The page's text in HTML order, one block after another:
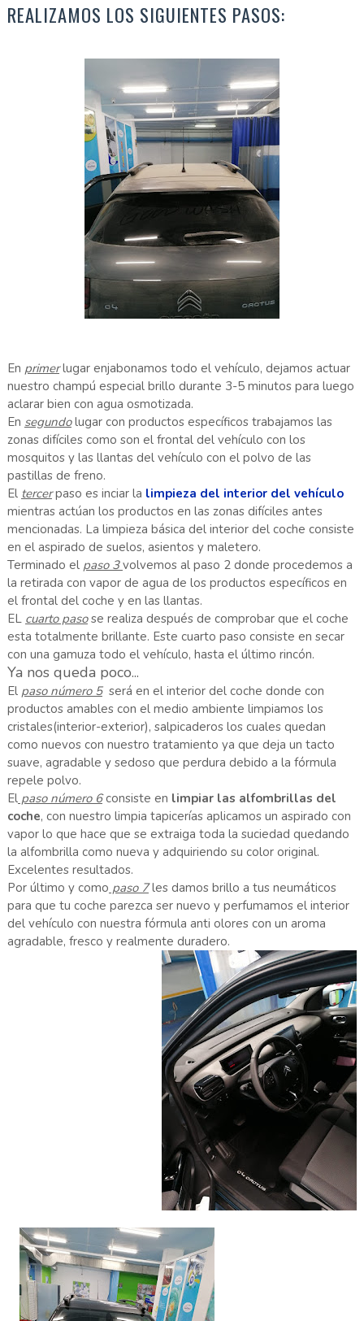
REALIZAMOS LOS SIGUIENTES PASOS:
En primerlugar enjabonamos todo el vehículo, dejamos actuar
nuestro champú especial brillo durante 3-5 minutos para luego
aclarar bien con agua osmotizada.
En segundolugar con productos específicos trabajamos las
zonas difíciles como son el frontal del vehículo con los
mosquitos y las llantas del vehículo con el polvo de las
pastillas de freno.
El tercerpaso es inciar la limpieza del interior del vehículo
mientras actúan los productos en las zonas difíciles antes
mencionadas. La limpieza básica del interior del coche consiste
en el aspirado de suelos, asientos y maletero.
Terminado el paso 3volvemos al paso 2 donde procedemos a
la retirada con vapor de agua de los productos específicos en
el frontal del coche y en las llantas.
EL cuarto pasose realiza después de comprobar que el coche
esta totalmente brillante. Este cuarto paso consiste en secar
con una gamuza todo el vehículo, hasta el último rincón.
Ya nos queda poco...
El paso número 5será en el interior del coche donde con
productos amables con el medio ambiente limpiamos los
cristales(interior-exterior), salpicaderos los cuales quedan
como nuevos con nuestro tratamiento ya que deja un tacto
suave, agradable y sedoso que perdura debido a la fórmula
repele polvo.
Elpaso número 6consiste en limpiar las alfombrillas del
coche, con nuestro limpia tapicerías aplicamos un aspirado con
vapor lo que hace que se extraiga toda la suciedad quedando
la alfombrilla como nueva y adquiriendo su color original.
Excelentes resultados.
Por último y como paso 7les damos brillo a tus neumáticos
para que tu coche parezca ser nuevo y perfumamos el interior
del vehículo con nuestra fórmula anti olores con un aroma
agradable, fresco y realmente duradero.